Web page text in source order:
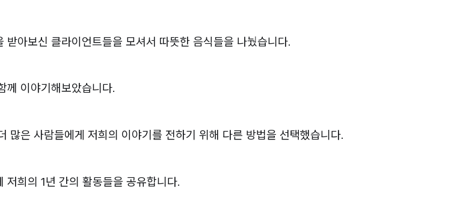
아보신 클라이언트들을 모셔서 따뜻한 음식들을 나눴습니다.
께 이야기해보았습니다.
은 사람들에게 저희의 이야기를 전하기 위해 다른 방법을 선택했습니다.
희의 1년 간의 활동들을 공유합니다.